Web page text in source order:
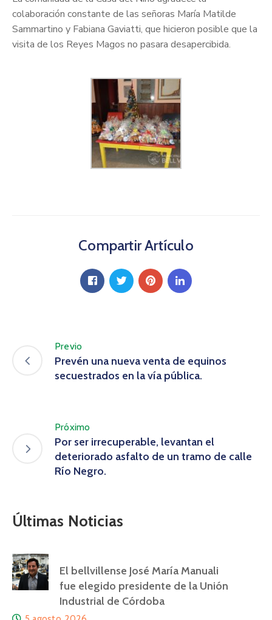
colaboración constante de las señoras María Matilde
Sammartino y Fabiana Gaviatti, que hicieron posible que la
visita de los Reyes Magos no pasara desapercibida.
Compartir Artículo
Previo
Prevén una nueva venta de equinos
secuestrados en la vía pública.
Próximo
Por ser irrecuperable, levantan el
deteriorado asfalto de un tramo de calle
Río Negro.
Últimas Noticias
El bellvillense José María Manuali
fue elegido presidente de la Unión
Industrial de Córdoba